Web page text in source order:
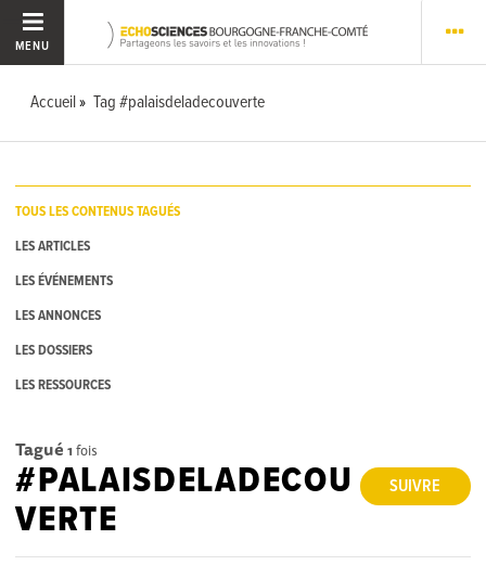
MENU
Accueil Tag #palaisdeladecouverte
TOUS LES CONTENUS TAGUÉS
LES ARTICLES
LES ÉVÉNEMENTS
LES ANNONCES
LES DOSSIERS
LES RESSOURCES
Tagué 1 fois
SUIVRE
#PALAISDELADECOU
VERTE